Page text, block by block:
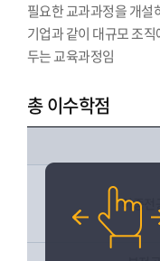
필요한 교과과정을 개설
기업과 같이 대규모 조
두는 교육과정임
총 이수학점
이중전공